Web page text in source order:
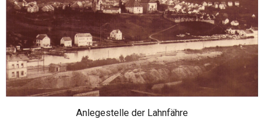
Anlegestelle der Lahnfähre